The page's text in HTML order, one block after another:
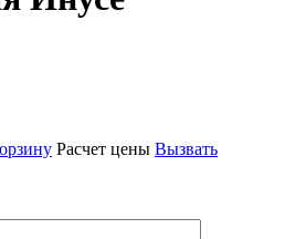
Расчет цены Вызвать